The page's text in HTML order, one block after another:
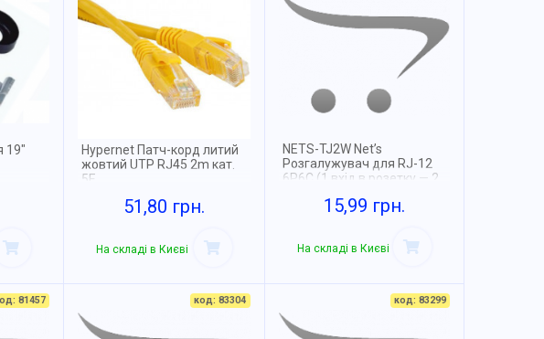
19"
Hypernet Патч-корд литий
жовтий UTP RJ45 2m кат.
5Е
51,80 грн.
На складі в Києві
NETS-TJ2W Net’s
Розгалужувач для RJ-12
6P6C (1 вхід в розетку — 2
15,99 грн.
На складі в Києві
81457 код: 83304 код: 83299